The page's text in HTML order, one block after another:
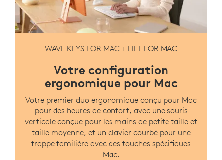
WAVE KEYS FOR MAC + LIFT FOR MAC
Votre configuration
ergonomique pour Mac
Votre premier duo ergonomique conçu pour Mac
pour des heures de confort, avec une souris
verticale conçue pour les mains de petite taille et
taille moyenne, et un clavier courbé pour une
frappe familière avec des touches spécifiques
Mac.